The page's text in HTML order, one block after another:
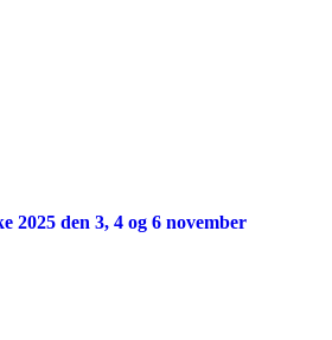
2025 den 3, 4 og 6 november